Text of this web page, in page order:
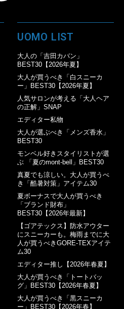
UOMO LIST
大人の「吉田カバン」
BEST30【2026年夏】
大人が買うべき「白スニーカ
ー」BEST30【2026年夏】
人気サロンが考える「大人ヘア
の正解」SNAP
エディター私物
大人が選ぶべき「メンズ香水」
BEST30
モンベル好きスタイリストが選
ぶ 「夏のmont-bell」BEST30
真夏でも涼しい。大人が買うべ
き「酷暑対策」アイテム30
夏ボーナスで大人が買うべき
「ブランド財布」
BEST30【2026年最新】
【ゴアテックス】防水アウター
にスニーカーも。梅雨までに大
人が買うべきGORE-TEXアイテ
ム30
エディター推し【2026年春夏】
大人が買うべき「トートバッ
グ」BEST30【2026年春夏】
大人が買うべき「黒スニーカ
ー」BEST30【2026年春】